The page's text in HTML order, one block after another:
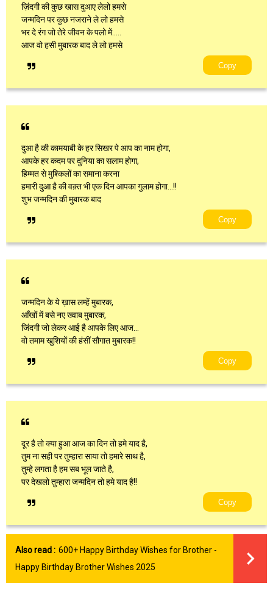
ज़िंदगी की कुछ खास दुआए लेलो हमसे
जन्मदिन पर कुछ नजराने ले लो हमसे
भर दे रंग जो तेरे जीवन के पलो में…..
आज वो हसी मुबारक बाद ले लो हमसे
Copy
दुआ है की कामयाबी के हर सिखर पे आप का नाम होगा,
आपके हर कदम पर दुनिया का सलाम होगा,
हिम्मत से मुश्किलों का समाना करना
हमारी दुआ है की वक़्त भी एक दिन आपका गुलाम होगा...!!
शुभ जन्मदिन की मुबारक बाद
Copy
जन्मदिन के ये ख़ास लम्हें मुबारक,
आँखों में बसे नए ख्वाब मुबारक,
जिंदगी जो लेकर आई है आपके लिए आज…
वो तमाम खुशियों की हंसीं सौगात मुबारक!!
Copy
दूर है तो क्या हुआ आज का दिन तो हमे याद है,
तुम ना सही पर तुम्हारा साया तो हमारे साथ है,
तुम्हे लगता है हम सब भूल जाते है,
पर देखलो तुम्हारा जन्मदिन तो हमे याद है!!
Copy
Also read : 600+ Happy Birthday Wishes for Brother -
Happy Birthday Brother Wishes 2025